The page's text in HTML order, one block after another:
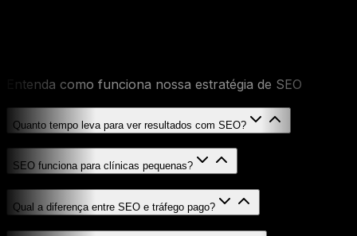
Entenda como funciona nossa estratégia de SEO
Quanto tempo leva para ver resultados com SEO?
SEO funciona para clínicas pequenas?
Qual a diferença entre SEO e tráfego pago?